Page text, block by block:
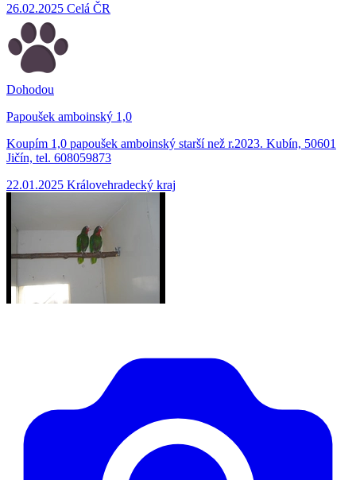
26.02.2025 Celá ČR
Dohodou
Papoušek amboinský 1,0
Koupím 1,0 papoušek amboinský starší než r.2023. Kubín, 50601
Jičín, tel. 608059873
22.01.2025 Královehradecký kraj